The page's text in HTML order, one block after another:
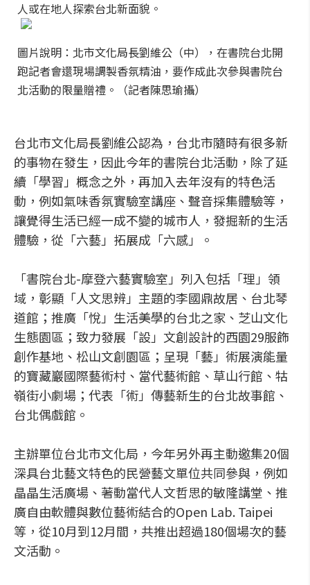
人或在地人探索台北新面貌。
圖片說明：北市文化局長劉維公（中），在書院台北開
跑記者會還現場調製香氛精油，要作成此次參與書院台
北活動的限量贈禮。（記者陳思瑜攝）
台北市文化局長劉維公認為，台北市隨時有很多新
的事物在發生，因此今年的書院台北活動，除了延
續「學習」概念之外，再加入去年沒有的特色活
動，例如氣味香氛實驗室講座、聲音採集體驗等，
讓覺得生活已經一成不變的城市人，發掘新的生活
體驗，從「六藝」拓展成「六感」。
「書院台北-摩登六藝實驗室」列入包括「理」領
域，彰顯「人文思辨」主題的李國鼎故居、台北琴
道館；推廣「悅」生活美學的台北之家、芝山文化
生態園區；致力發展「設」文創設計的西園29服飾
創作基地、松山文創園區；呈現「藝」術展演能量
的寶藏巖國際藝術村、當代藝術館、草山行館、牯
嶺街小劇場；代表「術」傳藝新生的台北故事館、
台北偶戲館。
主辦單位台北市文化局，今年另外再主動邀集20個
深具台北藝文特色的民營藝文單位共同參與，例如
晶晶生活廣場、著動當代人文哲思的敏隆講堂、推
廣自由軟體與數位藝術結合的Open Lab. Taipei
等，從10月到12月間，共推出超過180個場次的藝
文活動。